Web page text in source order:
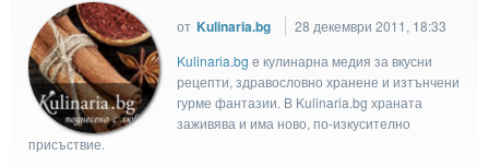
от Kulinaria.bg
28 декември 2011, 18:33
Kulinaria.bg e кулинарна медия за вкусни
рецепти, здравословно хранене и изтънчени
гурме фантазии. В Kulinaria.bg храната
заживява и има ново, по-изкусително
присъствие.